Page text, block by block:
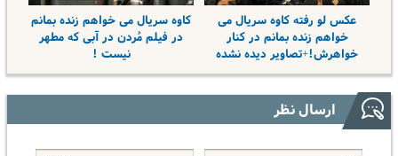
عکس لو رفته کاوه سریال می
خواهم زنده بمانم در کنار
خواهرش!+تصاویر دیده نشده
کاوه سریال می خواهم زنده بمانم
در فیلم مُردن در آبی که مطهر
نیست !
ارسال نظر